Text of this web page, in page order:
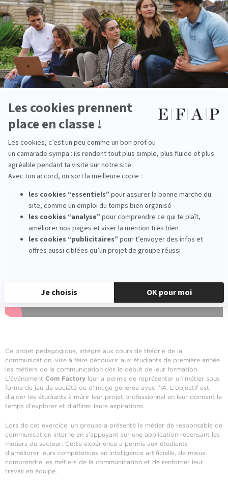
Se former aux métiers de la
communication grâce à l'EFAP
Dans un secteur en constante évolution, il est crucial de suivre une
formation qui anticipe les nouvelles tendances et exigences du marché.
Depuis plus de 60 ans, l’EFAP s’impose comme une référence dans la
formation aux métiers de la communication, en proposant un cursus
Rejoindre l’école de communication EFAP, c’est choisir une formation
d’excellence qui prépare aux défis de la communication de demain.
Une formation adaptée aux réalités du marché
: l'exemple de la COM Factory à l'école de
communication EFAP Lyon
Ce projet pédagogique, intégré aux cours de théorie de la
communication, vise à faire découvrir aux étudiants de première année
les métiers de la communication dès le début de leur formation.
L'événement Com Factory leur a permis de représenter un métier sous
forme de jeu de société ou d’image générée avec l’IA. L'objectif est
d'aider les étudiants à mûrir leur projet professionnel en leur donnant le
temps d'explorer et d'affiner leurs aspirations.
Lors de cet exercice, un groupe a présenté le métier de responsable de
communication interne en s’appuyant sur une application recensant les
métiers du secteur. Cette expérience a permis aux étudiants
d'améliorer leurs compétences en intelligence artificielle, de mieux
comprendre les métiers de la communication et de renforcer leur
travail en équipe.